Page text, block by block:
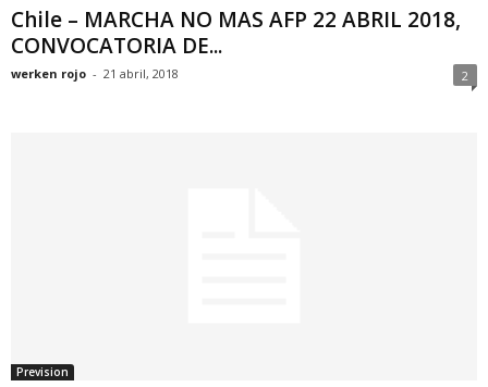
Chile – MARCHA NO MAS AFP 22 ABRIL 2018,
CONVOCATORIA DE...
werken rojo - 21 abril, 2018 2
Prevision